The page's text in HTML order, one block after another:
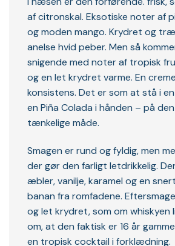
af citronskal. Eksotiske noter af
og moden mango. Krydret og
anelse hvid peber. Men så
snigende med noter af tropisk
og en let krydret varme. En
konsistens. Det er som at stå i
en Piña Colada i hånden – på
tænkelige måde.
Smagen er rund og fyldig, men
der gør den farligt letdrikkelig.
æbler, vanilje, karamel og en
banan fra romfadene.
og let krydret, som om whiskyen
om, at den faktisk er 16 år
en tropisk cocktail i forklædning.